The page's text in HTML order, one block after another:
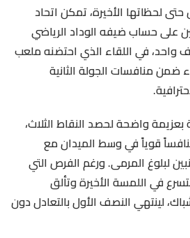
لحظاتها الأخيرة، تمكن اتحاد
على حساب ضيفه الوداد الرياضي
واحد، في اللقاء الذي احتضنه ملعب
ضمن منافسات الجولة الثانية
واضحة لحصد النقاط الثلاث،
قوياً في وسط الميدان مع
لبلوغ المرمى. ورغم الفرص التي
في اللمسة الأخيرة وتألق
لينتهي النصف الأول بالتعادل دون